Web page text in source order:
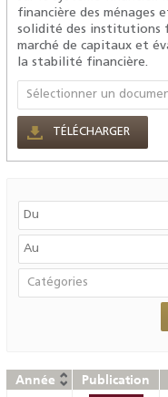
financière des ménages
solidité des institutions
marché de capitaux et
la stabilité financière.
TÉLÉCHARGER
Année Publication